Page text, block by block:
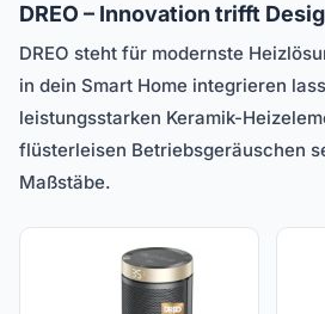
DREO – Innovation trifft
DREO steht für modernste
in dein Smart Home integrieren
leistungsstarken Keramik-
flüsterleisen Betriebsgeräuschen
Maßstäbe.